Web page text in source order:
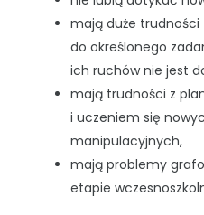
mają duże trudności
do określonego
ich ruchów nie jest
mają trudności z
i uczeniem się
manipulacyjnych,
mają problemy
etapie